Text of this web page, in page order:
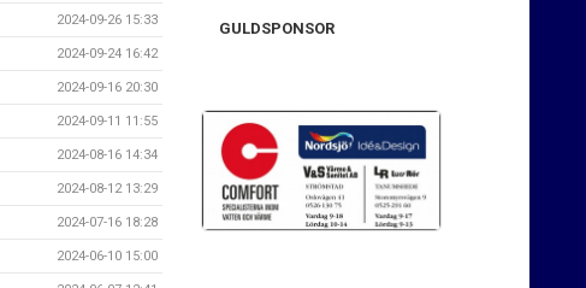
2024-09-26 15:33
2024-09-24 16:42
2024-09-16 20:30
2024-09-11 11:55
2024-08-16 14:34
2024-08-12 13:29
2024-07-16 18:28
2024-06-10 15:00
GULDSPONSOR